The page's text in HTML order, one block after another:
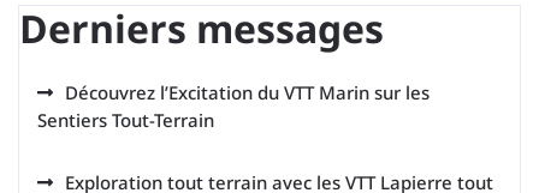
Derniers messages
Découvrez l’Excitation du VTT Marin sur les
Sentiers Tout-Terrain
Exploration tout terrain avec les VTT Lapierre tout